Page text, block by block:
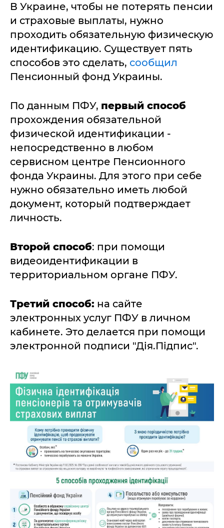
В Украине, чтобы не потерять пенсии
и страховые выплаты, нужно
проходить обязательную физическую
идентификацию. Существует пять
способов это сделать, сообщил
Пенсионный фонд Украины.
По данным ПФУ, первый способ
прохождения обязательной
физической идентификации -
непосредственно в любом
сервисном центре Пенсионного
фонда Украины. Для этого при себе
нужно обязательно иметь любой
документ, который подтверждает
личность.
Второй способ: при помощи
видеоидентификации в
территориальном органе ПФУ.
Третий способ: на сайте
электронных услуг ПФУ в личном
кабинете. Это делается при помощи
электронной подписи "Дія.Підпис".